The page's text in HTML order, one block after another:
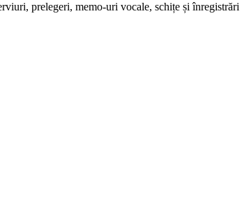
prelegeri, memo-uri vocale, schițe și înregistrări